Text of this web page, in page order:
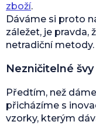
zboží.
Dáváme si proto
záležet, je pravda,
netradiční
Nezničitelné švy
Předtím, než
přicházíme s
vzorky, kterým